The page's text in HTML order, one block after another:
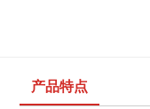
产品特点